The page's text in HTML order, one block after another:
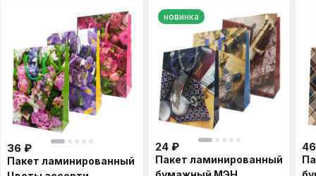
36 ₽
Пакет ламинированный
новинка
24 ₽
Пакет ламинированный
46